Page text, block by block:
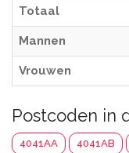
Totaal
Mannen
Vrouwen
Postcoden in
4041AA 4041AB